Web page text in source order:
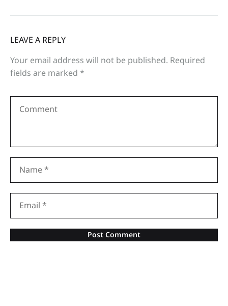
LEAVE A REPLY
Your email address will not be published. Required
fields are marked *